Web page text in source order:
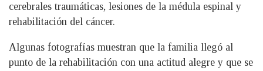
cerebrales traumáticas, lesiones de la médula espinal y
rehabilitación del cáncer.
Algunas fotografías muestran que la familia llegó al
punto de la rehabilitación con una actitud alegre y que se